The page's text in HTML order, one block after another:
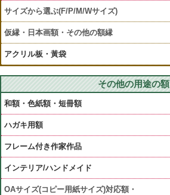
サイズから選ぶ(F/P/M/Wサイズ)
仮縁・日本画額・その他の額縁
アクリル板・黃袋
その他の用途の額
和額・色紙額・短冊額
ハガキ用額
フレーム付き作家作品
インテリア/ハンドメイド
OAサイズ(コピー用紙サイズ)対応額・